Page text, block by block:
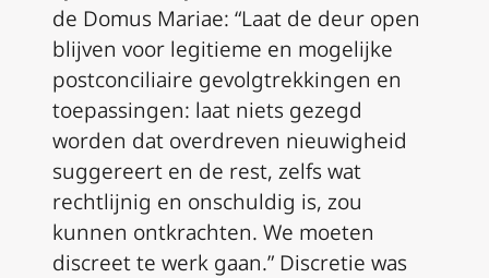
de Domus Mariae: “Laat de deur open
blijven voor legitieme en mogelijke
postconciliaire gevolgtrekkingen en
toepassingen: laat niets gezegd
worden dat overdreven nieuwigheid
suggereert en de rest, zelfs wat
rechtlijnig en onschuldig is, zou
kunnen ontkrachten. We moeten
discreet te werk gaan.” Discretie was